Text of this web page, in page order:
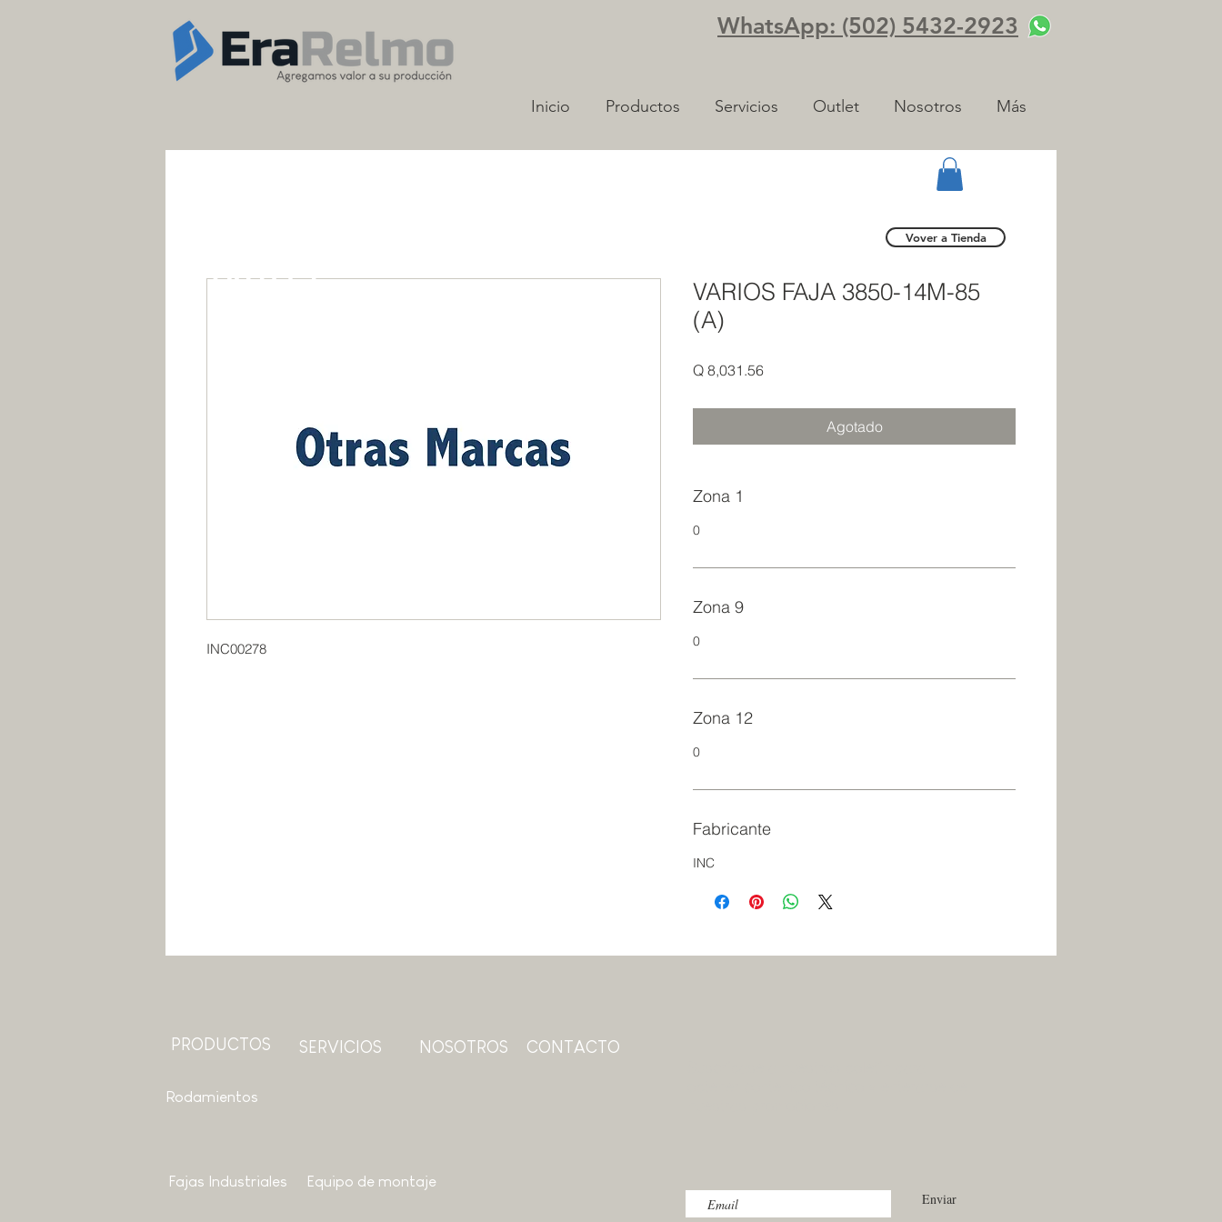
WhatsApp: (502) 5432-2923
Inicio Productos Servicios Outlet Nosotros Más
INC00278
VARIOS FAJA 3850-14M-85
(A)
Q 8,031.56Precio
Agotado
Zona 1
0
Zona 9
0
Zona 12
0
Fabricante
INC
Vover a Tienda
OUTLET
PRODUCTOS SERVICIOS NOSOTROS CONTACTO
Rodamientos
Fajas Industriales Equipo de montaje
Enviar